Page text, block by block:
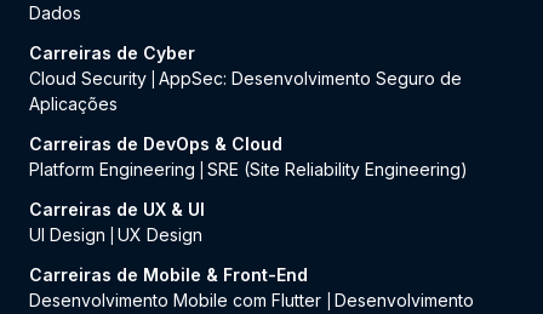
Dados
Carreiras de Cyber
Cloud Security AppSec: Desenvolvimento Seguro de
Aplicações
Carreiras de DevOps & Cloud
Platform Engineering
SRE (Site Reliability Engineering)
Carreiras de UX & UI
UI Design
UX Design
Carreiras de Mobile & Front-End
Desenvolvimento Mobile com Flutter
Desenvolvimento